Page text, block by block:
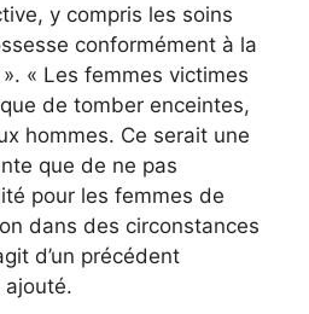
y compris les soins
conformément à la
« Les femmes victimes
de tomber enceintes,
hommes. Ce serait une
que de ne pas
pour les femmes de
dans des circonstances
d’un précédent